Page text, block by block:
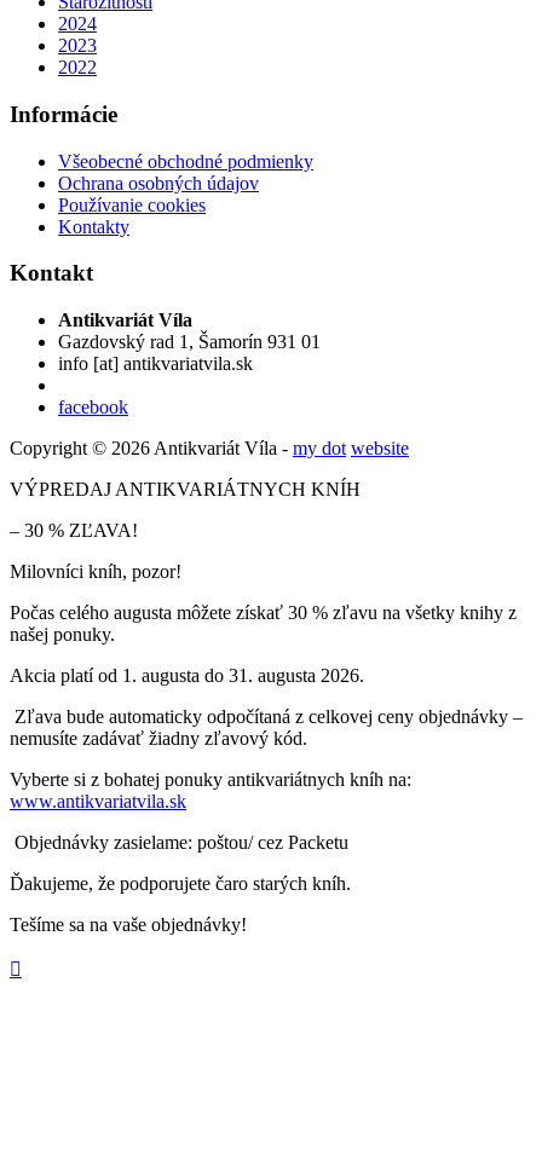
2024
2023
2022
Informácie
Všeobecné obchodné podmienky
Ochrana osobných údajov
Používanie cookies
Kontakty
Kontakt
Antikvariát Víla
Gazdovský rad 1, Šamorín 931 01
info [at] antikvariatvila.sk
facebook
Copyright © 2026 Antikvariát Víla - my dot website
VÝPREDAJ ANTIKVARIÁTNYCH KNÍH
– 30 % ZĽAVA!
Milovníci kníh, pozor!
Počas celého augusta môžete získať 30 % zľavu na všetky knihy z
našej ponuky.
Akcia platí od 1. augusta do 31. augusta 2026.
Zľava bude automaticky odpočítaná z celkovej ceny objednávky –
nemusíte zadávať žiadny zľavový kód.
Vyberte si z bohatej ponuky antikvariátnych kníh na:
www.antikvariatvila.sk
Objednávky zasielame: poštou/ cez Packetu
Ďakujeme, že podporujete čaro starých kníh.
Tešíme sa na vaše objednávky!
